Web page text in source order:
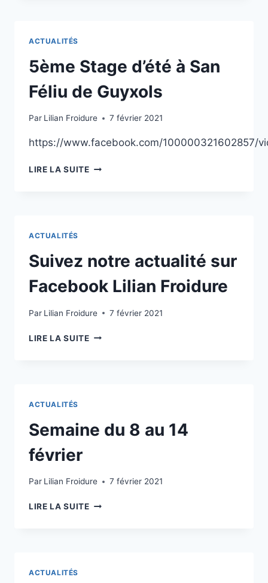
ACTUALITÉS
5ème Stage d’été à San
Féliu de Guyxols
Par Lilian Froidure 7 février 2021
https://www.facebook.com/100000321602857/
LIRE LA SUITE5ÈME
GUYXOLS
ACTUALITÉS
Suivez notre actualité sur
Facebook Lilian Froidure
Par Lilian Froidure 7 février 2021
LIRE LA SUITESUIVEZ
ACTUALITÉS
Semaine du 8 au 14
février
Par Lilian Froidure 7 février 2021
LIRE LA SUITESEMAINE
ACTUALITÉS